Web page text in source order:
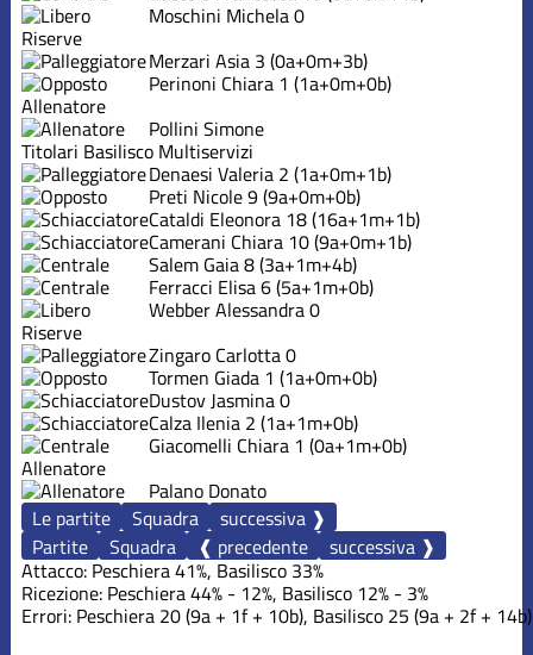
Moschini Michela0
Riserve
Merzari Asia 3 (0a+0m+3b)
Perinoni Chiara 1 (1a+0m+0b)
Allenatore
Pollini Simone
Titolari Basilisco Multiservizi
Denaesi Valeria 2 (1a+0m+1b)
Preti Nicole9(9a+0m+0b)
Cataldi Eleonora 18(16a+1m+1b)
Camerani Chiara 10(9a+0m+1b)
Salem Gaia8(3a+1m+4b)
Ferracci Elisa6(5a+1m+0b)
Webber Alessandra0
Riserve
Zingaro Carlotta0
Tormen Giada 1 (1a+0m+0b)
Dustov Jasmina0
Calza Ilenia 2 (1a+1m+0b)
Giacomelli Chiara 1 (0a+1m+0b)
Allenatore
Palano Donato
Le partite
Squadra
successiva ❱
Partite
Squadra ❰ precedente
successiva ❱
Attacco: Peschiera 41%, Basilisco 33%
Ricezione: Peschiera 44% - 12%, Basilisco 12% - 3%
Errori: Peschiera 20 (9a + 1f + 10b), Basilisco 25 (9a + 2f + 14b)